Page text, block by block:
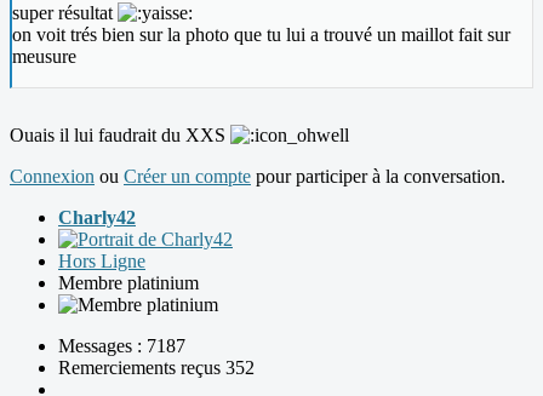
super résultat
on voit trés bien sur la photo que tu lui a trouvé un maillot fait sur
meusure
Ouais il lui faudrait du XXS
Connexion ou Créer un compte pour participer à la conversation.
Charly42
Hors Ligne
Membre platinium
Messages : 7187
Remerciements reçus 352